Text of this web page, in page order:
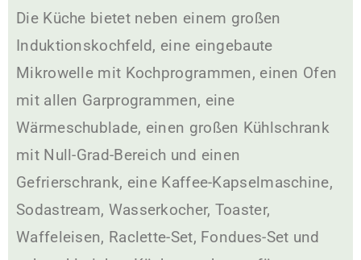
Die Küche bietet neben einem großen
Induktionskochfeld, eine eingebaute
Mikrowelle mit Kochprogrammen, einen Ofen
mit allen Garprogrammen, eine
Wärmeschublade, einen großen Kühlschrank
mit Null-Grad-Bereich und einen
Gefrierschrank, eine Kaffee-Kapselmaschine,
Sodastream, Wasserkocher, Toaster,
Waffeleisen, Raclette-Set, Fondues-Set und